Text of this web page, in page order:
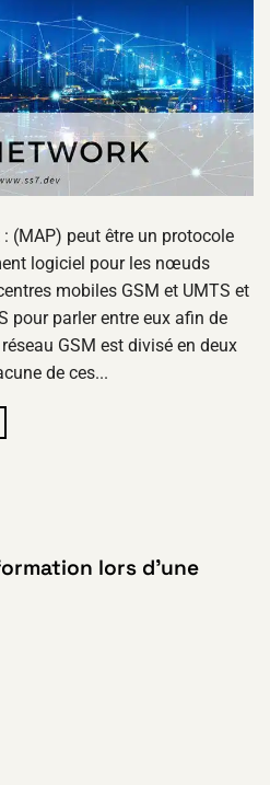
(MAP) peut être un protocole
logiciel pour les nœuds
mobiles GSM et UMTS et
pour parler entre eux afin de
GSM est divisé en deux
de ces...
lors d'une